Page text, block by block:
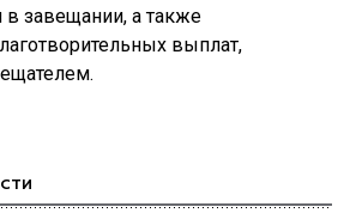
в завещании, а также
выплат,